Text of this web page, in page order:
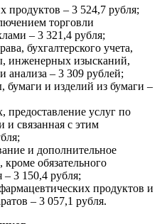
продуктов – 3 524,7 рубля;
торговли
– 3 321,4 рубля;
бухгалтерского учета,
инженерных изысканий,
анализа – 3 309 рублей;
бумаги и изделий из бумаги –
предоставление услуг по
связанная с этим
и дополнительное
обязательного
– 3 150,4 рубля;
продуктов и
– 3 057,1 рубля.